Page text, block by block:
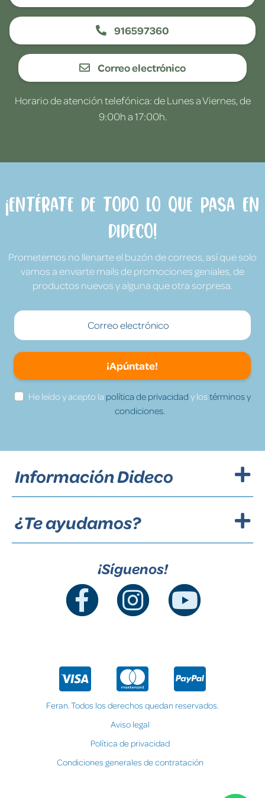
916597360
Correo electrónico
Horario de atención telefónica: de Lunes a Viernes, de
9:00h a 17:00h.
¡Entérate de todo lo que pasa en
Dideco!
Prometemos no llenarte el buzón de correos, así que solo
vamos a enviarte mails de promociones geniales, de
productos nuevos y alguna que otra sorpresa.
¡Apúntate!
He leído y acepto la política de privacidad y lostérminos y
condiciones.
Información Dideco
¿Te ayudamos?
¡Síguenos!
Feran. Todos los derechos quedan reservados.
Aviso legal
Política de privacidad
Condiciones generales de contratación